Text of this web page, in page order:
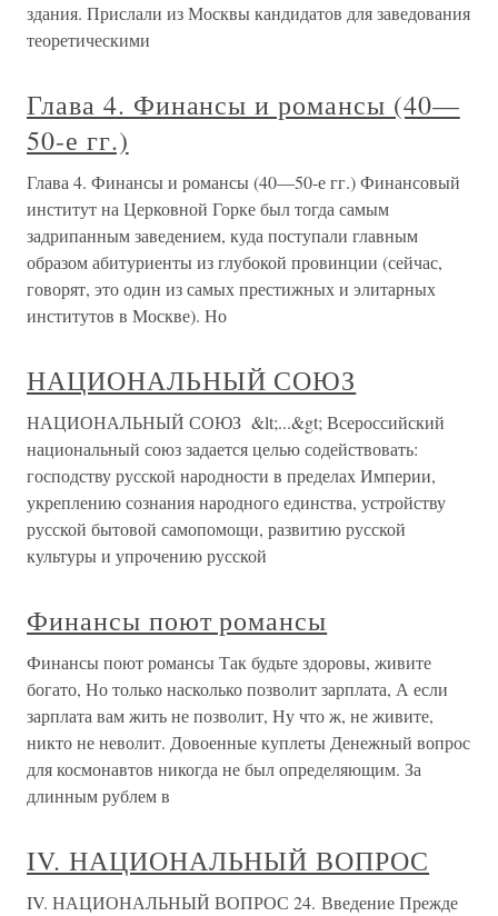
здания. Прислали из Москвы кандидатов для заведования
теоретическими
Глава 4. Финансы и романсы (40—
50-е гг.)
Глава 4. Финансы и романсы (40—50-е гг.) Финансовый
институт на Церковной Горке был тогда самым
задрипанным заведением, куда поступали главным
образом абитуриенты из глубокой провинции (сейчас,
говорят, это один из самых престижных и элитарных
институтов в Москве). Но
НАЦИОНАЛЬНЫЙ СОЮЗ
НАЦИОНАЛЬНЫЙ СОЮЗ &lt;...&gt; Всероссийский
национальный союз задается целью содействовать:
господству русской народности в пределах Империи,
укреплению сознания народного единства, устройству
русской бытовой самопомощи, развитию русской
культуры и упрочению русской
Финансы поют романсы
Финансы поют романсы Так будьте здоровы, живите
богато, Но только насколько позволит зарплата, А если
зарплата вам жить не позволит, Ну что ж, не живите,
никто не неволит. Довоенные куплеты Денежный вопрос
для космонавтов никогда не был определяющим. За
длинным рублем в
IV. НАЦИОНАЛЬНЫЙ ВОПРОС
IV. НАЦИОНАЛЬНЫЙ ВОПРОС 24. Введение Прежде